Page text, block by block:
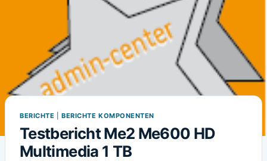
BERICHTE |BERICHTE KOMPONENTEN
Testbericht Me2 Me600 HD
Multimedia 1 TB